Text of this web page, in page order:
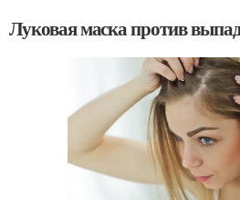
Луковая маска против